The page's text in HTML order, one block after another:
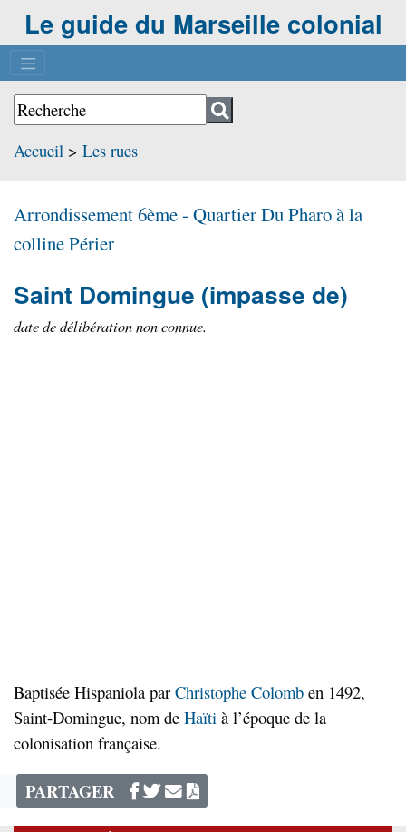
Le guide du Marseille colonial
Accueil > Les rues
Arrondissement 6ème - QuartierDu Pharo à la
colline Périer
Saint Domingue (impasse de)
date de délibération non connue.
Baptisée Hispaniola par Christophe Colomb en 1492,
Saint-Domingue, nom de Haïti à l’époque de la
colonisation française.
PARTAGER